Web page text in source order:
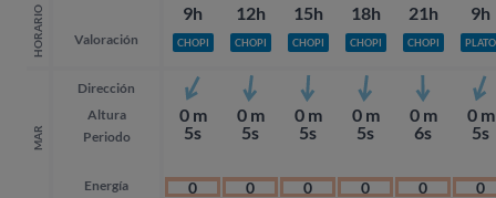
HORARIO Valoración
MAR
Dirección
Altura
Periodo
Energía
9h
CHOPI
0 m
5s
0
12h
CHOPI
0 m
5s
0
15h
CHOPI
0 m
5s
0
18h
CHOPI
0 m
5s
0
21h
CHOPI
0 m
6s
0
9h
PLATO
0 m
5s
0